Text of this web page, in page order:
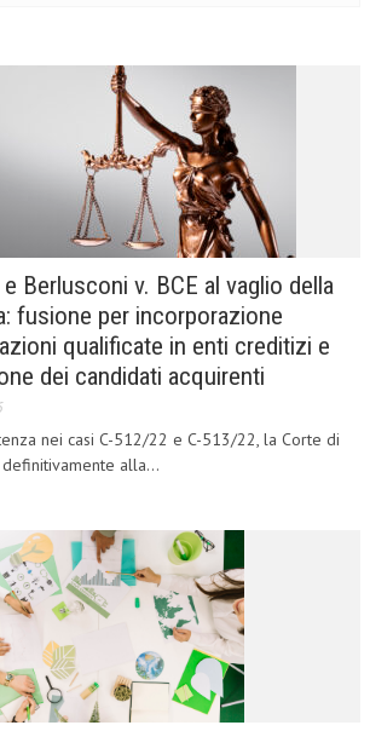
NOI
Berlusconi v. BCE al vaglio della
fusione per incorporazione
qualificate in enti creditizi e
dei candidati acquirenti
nei casi C-512/22 e C-513/22, la Corte di
alla...